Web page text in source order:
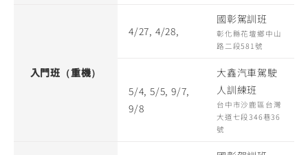
入門班（重機）
4/27, 4/28,
國彰駕訓班
彰化縣花壇鄉中山
路二段581號
5/4, 5/5, 9/7,
9/8
大鑫汽車駕駛
人訓練班
台中市沙鹿區台灣
大道七段346巷36
號